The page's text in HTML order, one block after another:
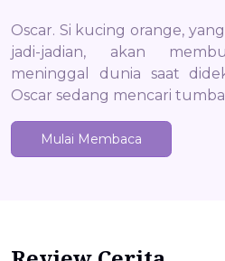
Oscar. Si kucing orange,
jadi-jadian, akan
meninggal dunia saat
Oscar sedang mencari
Mulai Membaca